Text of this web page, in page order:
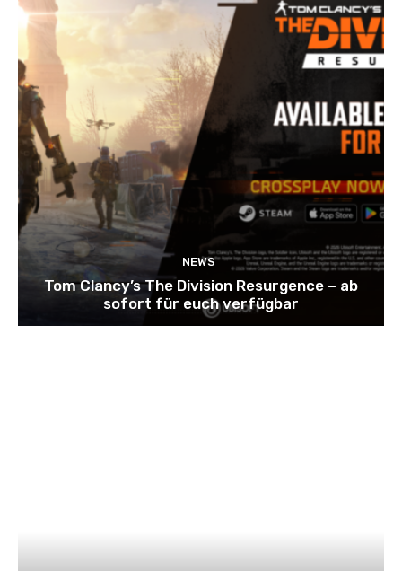
NEWS
Tom Clancy’s The Division Resurgence – ab
sofort für euch verfügbar